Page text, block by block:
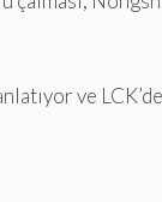
ve